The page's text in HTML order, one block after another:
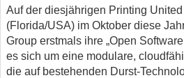
Auf der diesjährigen Printing
(Florida/USA) im Oktober diese
Group erstmals ihre „Open
es sich um eine modulare,
die auf bestehenden Durst-